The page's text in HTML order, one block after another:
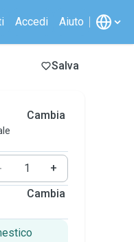
Accedi Aiuto
Salva
Cambia
+
Cambia